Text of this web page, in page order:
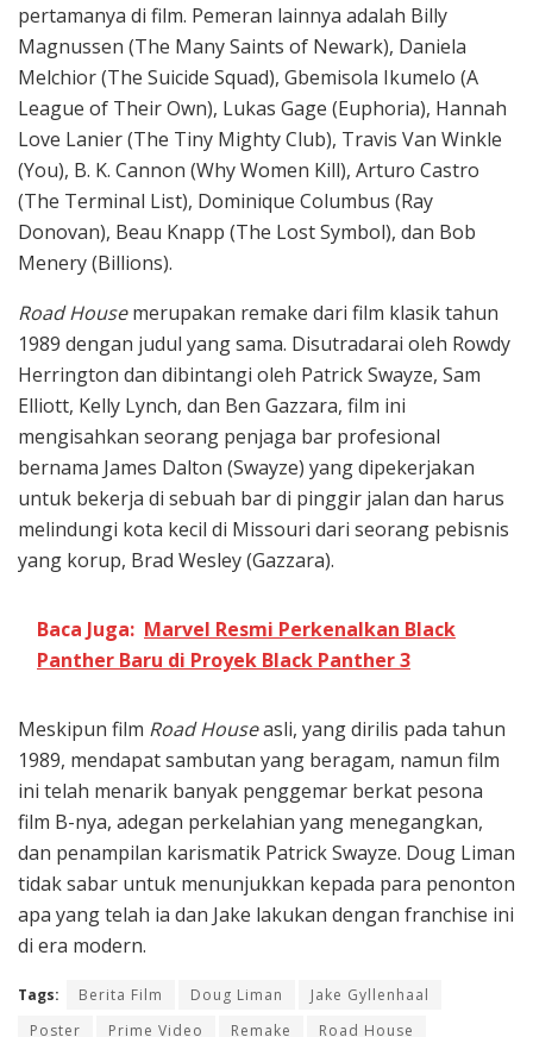
pertamanya di film. Pemeran lainnya adalah Billy
Magnussen (The Many Saints of Newark), Daniela
Melchior (The Suicide Squad), Gbemisola Ikumelo (A
League of Their Own), Lukas Gage (Euphoria), Hannah
Love Lanier (The Tiny Mighty Club), Travis Van Winkle
(You), B. K. Cannon (Why Women Kill), Arturo Castro
(The Terminal List), Dominique Columbus (Ray
Donovan), Beau Knapp (The Lost Symbol), dan Bob
Menery (Billions).
Road Housemerupakan remake dari film klasik tahun
1989 dengan judul yang sama. Disutradarai oleh Rowdy
Herrington dan dibintangi oleh Patrick Swayze, Sam
Elliott, Kelly Lynch, dan Ben Gazzara, film ini
mengisahkan seorang penjaga bar profesional
bernama James Dalton (Swayze) yang dipekerjakan
untuk bekerja di sebuah bar di pinggir jalan dan harus
melindungi kota kecil di Missouri dari seorang pebisnis
yang korup, Brad Wesley (Gazzara).
Baca Juga: Marvel Resmi Perkenalkan Black
Panther Baru di Proyek Black Panther 3
Meskipun film Road Houseasli, yang dirilis pada tahun
1989, mendapat sambutan yang beragam, namun film
ini telah menarik banyak penggemar berkat pesona
film B-nya, adegan perkelahian yang menegangkan,
dan penampilan karismatik Patrick Swayze. Doug Liman
tidak sabar untuk menunjukkan kepada para penonton
apa yang telah ia dan Jake lakukan dengan franchise ini
di era modern.
Tags: Berita Film Doug Liman
Jake Gyllenhaal
Poster
Prime Video Remake Road House